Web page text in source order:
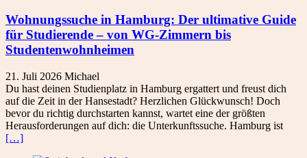
Wohnungssuche in Hamburg: Der ultimative Guide
für Studierende – von WG-Zimmern bis
Studentenwohnheimen
21. Juli 2026 Michael
Du hast deinen Studienplatz in Hamburg ergattert und freust dich
auf die Zeit in der Hansestadt? Herzlichen Glückwunsch! Doch
bevor du richtig durchstarten kannst, wartet eine der größten
Herausforderungen auf dich: die Unterkunftssuche. Hamburg ist
[…]